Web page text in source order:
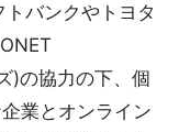
バンクやトヨタ
)の協力の下、個
業とオンライン